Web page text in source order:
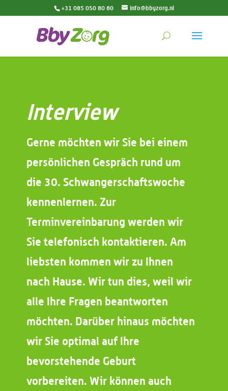
+31 085 050 80 80 info@bbyzorg.nl
Interview
Gerne möchten wir Sie bei einem
persönlichen Gespräch rund um
die 30. Schwangerschaftswoche
kennenlernen. Zur
Terminvereinbarung werden wir
Sie telefonisch kontaktieren. Am
liebsten kommen wir zu Ihnen
nach Hause. Wir tun dies, weil wir
alle Ihre Fragen beantworten
möchten. Darüber hinaus möchten
wir Sie optimal auf Ihre
bevorstehende Geburt
vorbereiten. Wir können auch